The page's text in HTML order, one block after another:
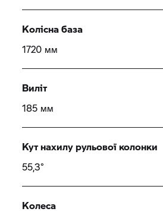
Колісна база
1720 мм
Виліт
185 мм
Кут нахилу рульової колонки
55,3°
Колеса